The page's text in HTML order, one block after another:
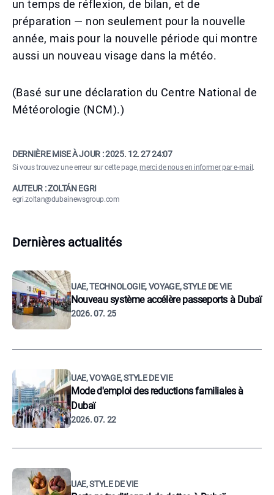
un temps de réflexion, de bilan, et de
préparation — non seulement pour la nouvelle
année, mais pour la nouvelle période qui montre
aussi un nouveau visage dans la météo.
(Basé sur une déclaration du Centre National de
Météorologie (NCM).)
DERNIÈRE MISE À JOUR :2025. 12. 27 24:07
Si vous trouvez une erreur sur cette page,merci de nous en informer par e-mail .
AUTEUR : ZOLTÁN EGRI
egri.zoltan@dubainewsgroup.com
Dernières actualités
UAE, TECHNOLOGIE, VOYAGE, STYLE DE VIE
Nouveau système accélère passeports à Dubaï
2026. 07. 25
UAE, VOYAGE, STYLE DE VIE
Mode d'emploi des reductions familiales à
Dubaï
2026. 07. 22
UAE, STYLE DE VIE